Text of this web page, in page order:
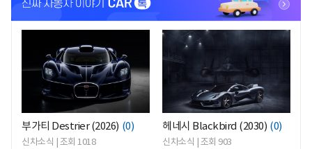
부가티 Destrier (2026) (0)
신차소식 | 조회 1018
<
헤네시 Blackbird (2030) (0)
신차소식 | 조회 903